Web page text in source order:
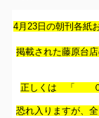
2026/07/18新し
2026/07/18新し
新し
2026/07/11新し
2026/07/11新し
4月23日の朝刊各紙
掲載された藤原台
正しくは 「 ０
恐れ入りますが、